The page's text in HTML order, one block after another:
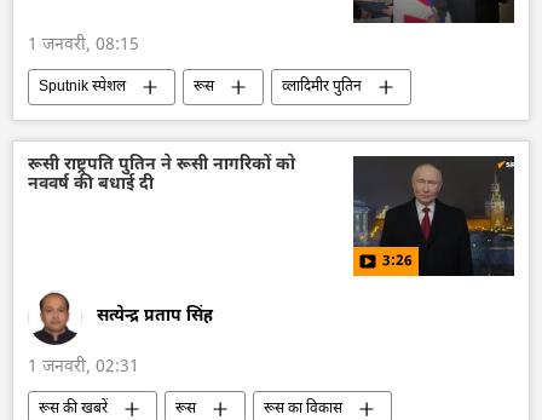
1 जनवरी, 08:15
Sputnik स्पेशल रूस
व्लादिमीर पुतिन
नरेन्द्र मोदी
डॉनल्ड ट्रम्प
रूसी राष्ट्रपति पुतिन ने रूसी नागरिकों को
नववर्ष की बधाई दी
3:26
सत्येन्द्र प्रताप सिंह
1 जनवरी, 02:31
रूस की खबरें रूस
रूस का विकास